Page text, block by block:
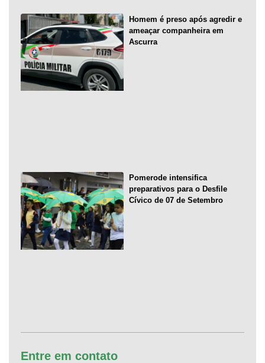
Homem é preso após agredir e
ameaçar companheira em
Ascurra
Pomerode intensifica
preparativos para o Desfile
Cívico de 07 de Setembro
Entre em contato